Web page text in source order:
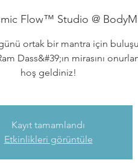
Flow™ Studio @
ortak bir mantra için
Dass&#39;ın mirasını
hoş geldiniz!
Kayıt tamamlandı
Etkinlikleri görüntüle